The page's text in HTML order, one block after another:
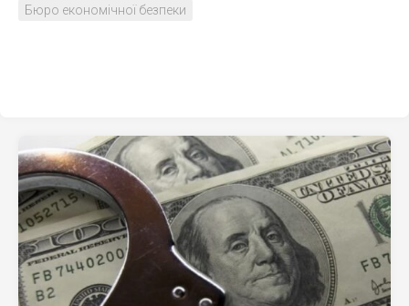
Бюро економічної безпеки